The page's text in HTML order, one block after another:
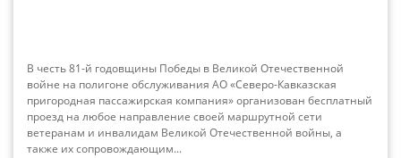
В честь 81-й годовщины Победы в Великой Отечественной
войне на полигоне обслуживания АО «Северо-Кавказская
пригородная пассажирская компания» организован бесплатный
проезд на любое направление своей маршрутной сети
ветеранам и инвалидам Великой Отечественной войны, а
также их сопровождающим...